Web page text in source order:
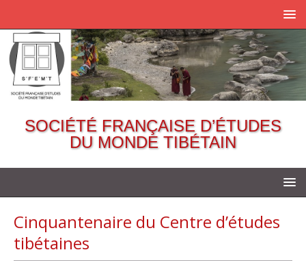
SOCIÉTÉ FRANÇAISE D’ÉTUDES
DU MONDE TIBÉTAIN
Cinquantenaire du Centre d’études
tibétaines